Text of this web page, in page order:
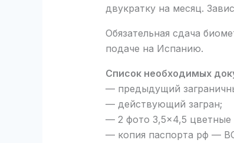
двукратку на месяц.
Обязательная сдача
подаче на Испанию.
Список необходимых
— предыдущий
— действующий загран;
— 2 фото 3,5×4,5
— копия паспорта рф —